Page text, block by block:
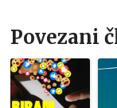
Povezani